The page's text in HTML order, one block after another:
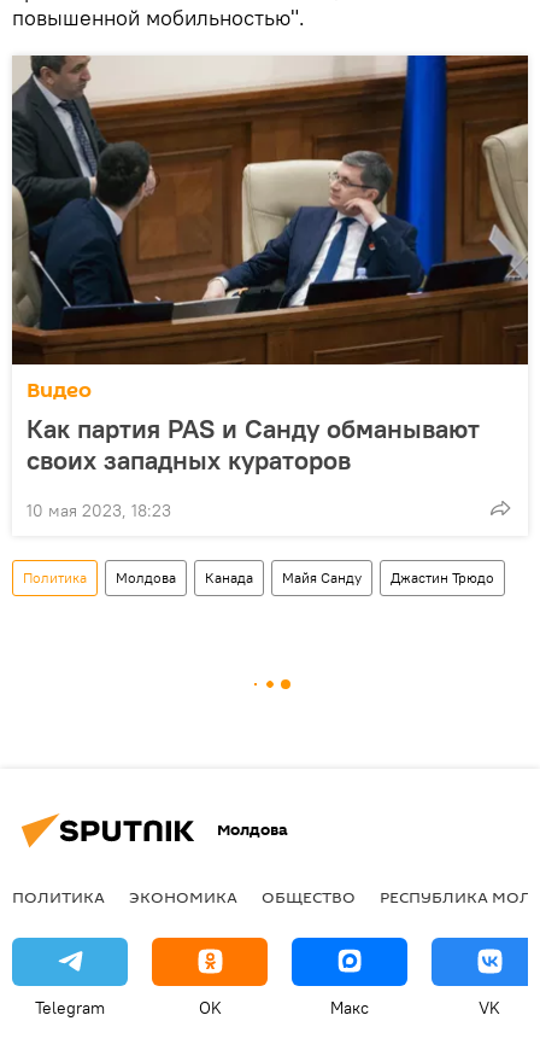
повышенной мобильностью".
Видео
Как партия PAS и Санду обманывают
своих западных кураторов
10 мая 2023, 18:23
Политика Молдова Канада Майя Санду Джастин Трюдо
Молдова
ПОЛИТИКА ЭКОНОМИКА ОБЩЕСТВО РЕСПУБЛИКА
Telegram OK Макс VK